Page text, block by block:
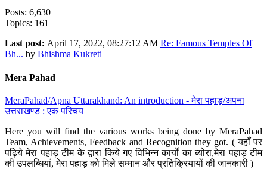
Posts: 6,630
Topics: 161
Last post: April 17, 2022, 08:27:12 AM Re: Famous Temples Of
Bh... by Bhishma Kukreti
Mera Pahad
MeraPahad/Apna Uttarakhand: An introduction - मेरा पहाड़/अपना
उत्तराखण्ड : एक परिचय
Here you will find the various works being done by MeraPahad
Team, Achievements, Feedback and Recognition they got. ( यहाँ पर
पढ़िये मेरा पहाड़ टीम के द्वारा किये गए विभिन्न कार्यों का ब्योरा,मेरा पहाड़ टीम
की उपलब्धियां, मेरा पहाड़ को मिले सम्मान और प्रतिक्रियायों की जानकारी )